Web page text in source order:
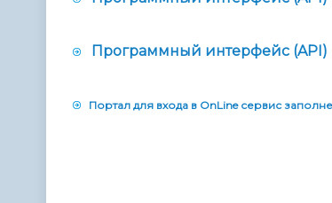
Программный интерфейс (API)
Портал для входа в OnLine сервис